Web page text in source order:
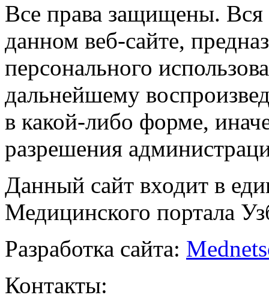
Все права защищены.
данном веб-сайте,
персонального
дальнейшему
в какой-либо форме,
разрешения
Данный сайт входит в
Медицинского портала
Разработка сайта:
Контакты: